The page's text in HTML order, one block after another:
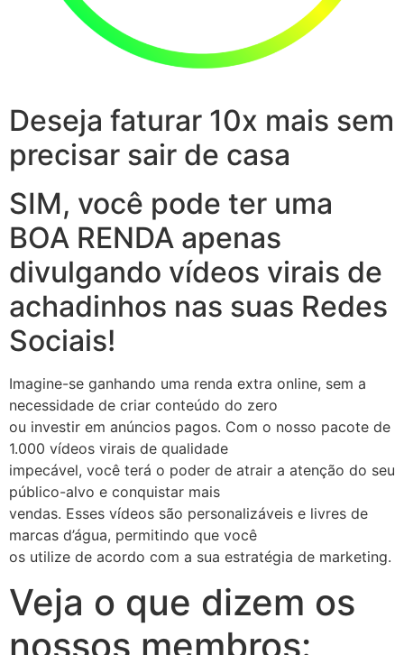
Deseja faturar 10x mais sem
precisar sair de casa
SIM, você pode ter uma
BOA RENDA apenas
divulgando vídeos virais de
achadinhos nas suas Redes
Sociais!
Imagine-se ganhando uma renda extra online, sem a
necessidade de criar conteúdo do zero
ou investir em anúncios pagos. Com o nosso pacote de
1.000 vídeos virais de qualidade
impecável, você terá o poder de atrair a atenção do seu
público-alvo e conquistar mais
vendas. Esses vídeos são personalizáveis e livres de
marcas d’água, permitindo que você
os utilize de acordo com a sua estratégia de marketing.
Veja o que dizem os
nossos membros: